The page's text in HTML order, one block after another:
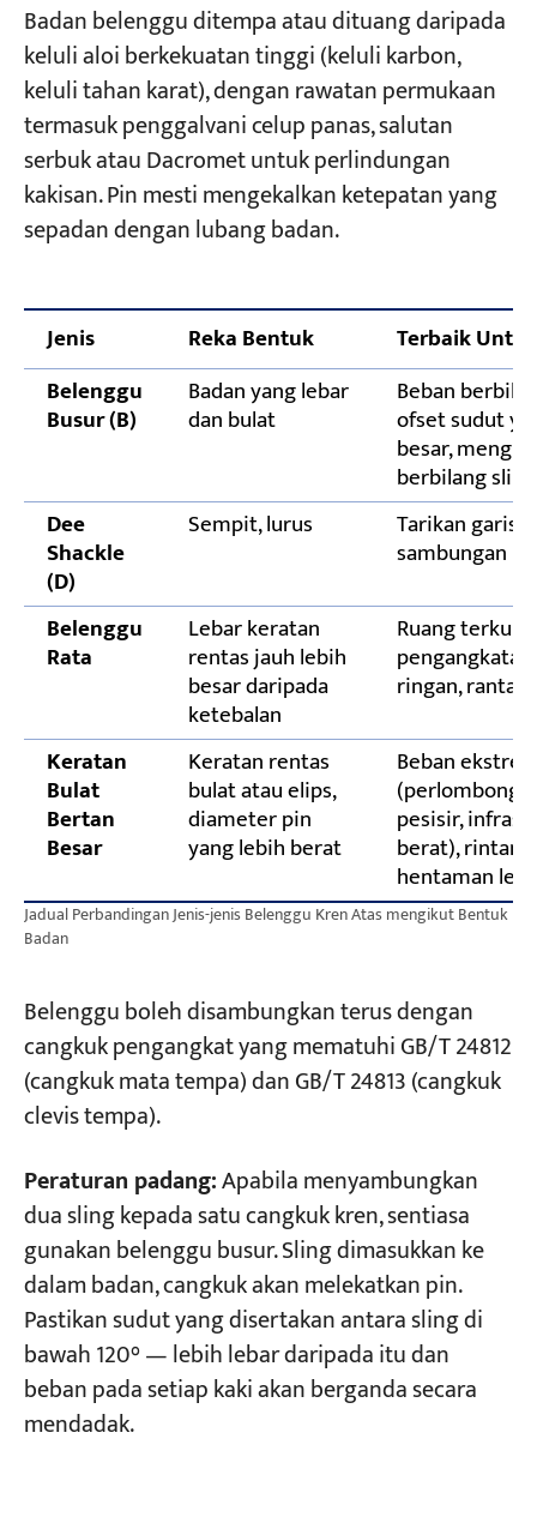
Badan belenggu ditempa atau dituang daripada
keluli aloi berkekuatan tinggi (keluli karbon,
keluli tahan karat), dengan rawatan permukaan
termasuk penggalvani celup panas, salutan
serbuk atau Dacromet untuk perlindungan
kakisan. Pin mesti mengekalkan ketepatan yang
sepadan dengan lubang badan.
Jenis Reka Bentuk
Terbaik Untuk
Belenggu
Busur (B)
Badan yang lebar
dan bulat
Beban
ofset sudut
besar,
berbilang sling
Dee
Shackle
(D)
Sempit, lurus Tarikan garis
sambungan
Belenggu
Rata
Lebar keratan
rentas jauh lebih
besar daripada
ketebalan
Ruang
ringan, rantai
Keratan
Bulat
Bertan
Besar
Keratan rentas
bulat atau elips,
diameter pin
yang lebih berat
Beban
pesisir,
berat),
hentaman lesu
Jadual Perbandingan Jenis-jenis Belenggu Kren Atas mengikut Bentuk
Badan
Belenggu boleh disambungkan terus dengan
cangkuk pengangkat yang mematuhi GB/T 24812
(cangkuk mata tempa) dan GB/T 24813 (cangkuk
clevis tempa).
Peraturan padang:Apabila menyambungkan
dua sling kepada satu cangkuk kren, sentiasa
gunakan belenggu busur. Sling dimasukkan ke
dalam badan, cangkuk akan melekatkan pin.
Pastikan sudut yang disertakan antara sling di
bawah 120° — lebih lebar daripada itu dan
beban pada setiap kaki akan berganda secara
mendadak.